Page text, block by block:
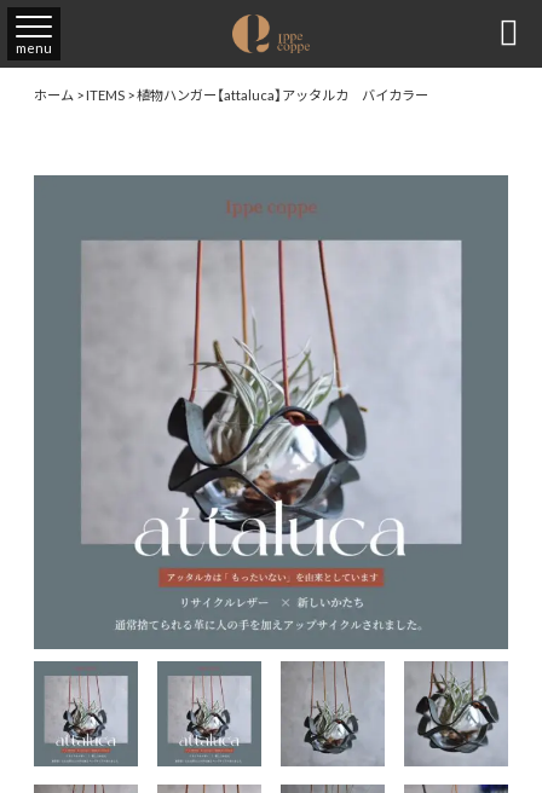
menu 
ホーム>ITEMS>植物ハンガー【attaluca】アッタルカ バイカラー